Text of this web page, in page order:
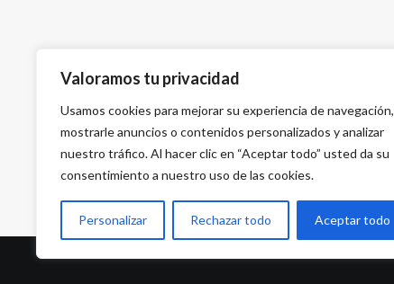
Valoramos tu privacidad
Usamos cookies para mejorar su experiencia de navegación,
mostrarle anuncios o contenidos personalizados y analizar
nuestro tráfico. Al hacer clic en “Aceptar todo” usted da su
consentimiento a nuestro uso de las cookies.
Personalizar Rechazar todo Aceptar todo